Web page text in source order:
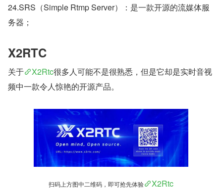
24.SRS（Simple Rtmp Server）：是一款开源的流媒体服
务器；
X2RTC
关于 X2Rtc很多人可能不是很熟悉，但是它却是实时音视
频中一款令人惊艳的开源产品。
扫码上方图中二维码，即可抢先体验 X2Rtc